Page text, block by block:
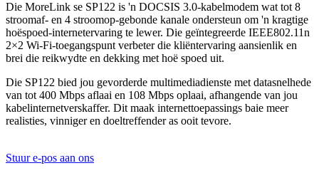
Die MoreLink se SP122 is 'n DOCSIS 3.0-kabelmodem wat tot 8
stroomaf- en 4 stroomop-gebonde kanale ondersteun om 'n kragtige
hoëspoed-internetervaring te lewer. Die geïntegreerde IEEE802.11n
2×2 Wi-Fi-toegangspunt verbeter die kliëntervaring aansienlik en
brei die reikwydte en dekking met hoë spoed uit.
Die SP122 bied jou gevorderde multimediadienste met datasnelhede
van tot 400 Mbps aflaai en 108 Mbps oplaai, afhangende van jou
kabelinternetverskaffer. Dit maak internettoepassings baie meer
realisties, vinniger en doeltreffender as ooit tevore.
Stuur e-pos aan ons